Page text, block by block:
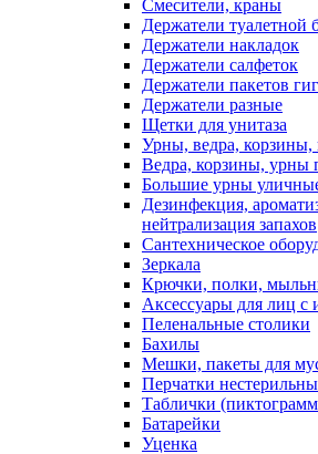
Смесители, краны
Держатели туалетной
Держатели накладок
Держатели салфеток
Держатели пакетов
Держатели разные
Щетки для унитаза
Урны, ведра,
Ведра, корзины, урны
Большие урны
Дезинфекция,
нейтрализация запахов
Сантехническое
Зеркала
Крючки, полки,
Аксессуары для лиц с
Пеленальные столики
Бахилы
Мешки, пакеты для
Перчатки
Таблички
Батарейки
Уценка